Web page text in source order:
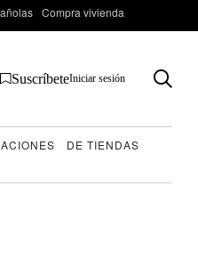
Compra vivienda
SuscríbeteIniciar sesión
DE TIENDAS